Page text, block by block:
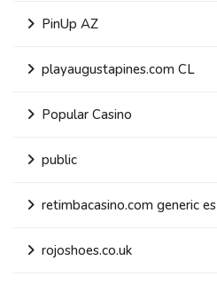
PinUp AZ
playaugustapines.com CL
Popular Casino
public
retimbacasino.com generic es
rojoshoes.co.uk